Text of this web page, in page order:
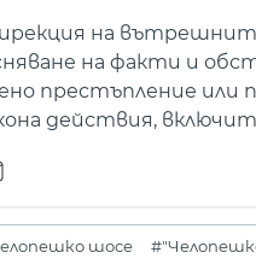
на
на факти и
престъпление или
действия,
шосе